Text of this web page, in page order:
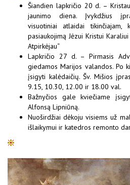
Šiandien lapkričio 20 d. –
jaunimo diena. Įvykdžius
visuotiniai atlaidai tikinčiajam,
pasiaukojimą Jėzui Kristui
Atpirkėjau“
Lapkričio 27 d. – Pirmasis
giedamos Marijos valandos. Po
įsigyti kalėdaičių. Šv. Mišios
9.15, 10.30, 12.00 ir 18.00 val.
Bažnyčios gale kviečiame
Alfonsą Lipniūną.
Nuoširdžiai dėkoju visiems už
išlaikymui ir katedros remonto